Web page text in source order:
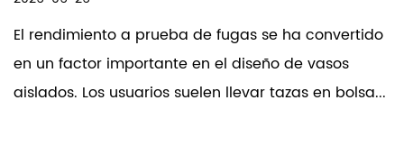
venden en todo el mundo. La empresa ha
obtenido el reconocimiento unánime de los
consumidores por la satisfactoria calidad de
de fugas se ha convertido
en el diseño de vasos
suelen llevar tazas en bolsa...
El acero
aislados debido
aplicaciones en